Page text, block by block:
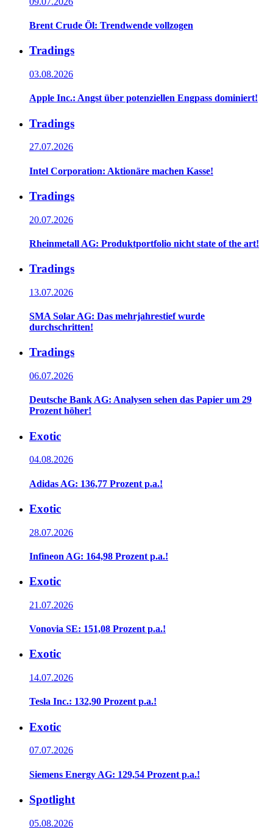
Brent Crude Öl: Trendwende vollzogen
Tradings
03.08.2026
Apple Inc.: Angst über potenziellen Engpass dominiert!
Tradings
27.07.2026
Intel Corporation: Aktionäre machen Kasse!
Tradings
20.07.2026
Rheinmetall AG: Produktportfolio nicht state of the art!
Tradings
13.07.2026
SMA Solar AG: Das mehrjahrestief wurde
durchschritten!
Tradings
06.07.2026
Deutsche Bank AG: Analysen sehen das Papier um 29
Prozent höher!
Exotic
04.08.2026
Adidas AG: 136,77 Prozent p.a.!
Exotic
28.07.2026
Infineon AG: 164,98 Prozent p.a.!
Exotic
21.07.2026
Vonovia SE: 151,08 Prozent p.a.!
Exotic
14.07.2026
Tesla Inc.: 132,90 Prozent p.a.!
Exotic
07.07.2026
Siemens Energy AG: 129,54 Prozent p.a.!
Spotlight
05.08.2026